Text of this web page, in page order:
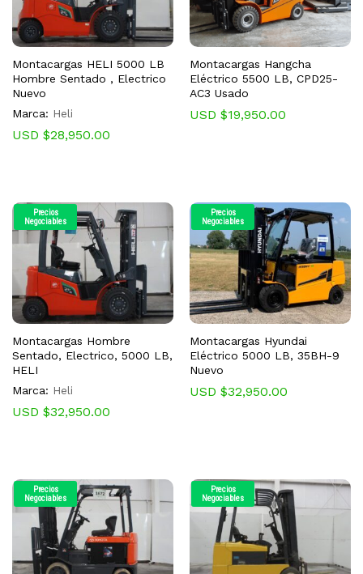
Montacargas HELI 5000 LB
Hombre Sentado , Electrico
Nuevo
Marca: Heli
USD $28,950.00
Montacargas Hangcha
Eléctrico 5500 LB, CPD25-
AC3 Usado
USD $19,950.00
Precios
Negociables
Montacargas Hombre
Sentado, Electrico, 5000 LB,
HELI
Marca: Heli
USD $32,950.00
Precios
Negociables
Montacargas Hyundai
Eléctrico 5000 LB, 35BH-9
Nuevo
USD $32,950.00
Precios
Negociables
Precios
Negociables